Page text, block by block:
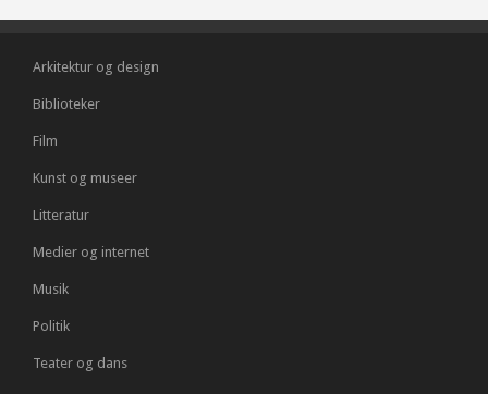
Arkitektur og design
Biblioteker
Film
Kunst og museer
Litteratur
Medier og internet
Musik
Politik
Teater og dans